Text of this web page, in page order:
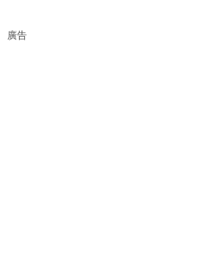
廣告